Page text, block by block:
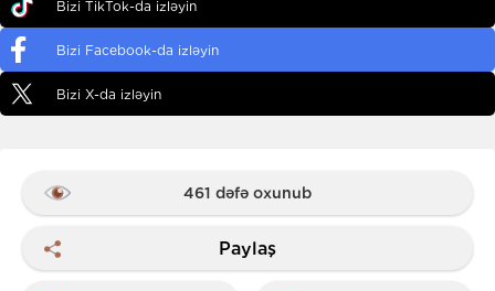
Bizi TikTok-da izləyin
Bizi Facebook-da izləyin
Bizi X-da izləyin
461 dəfə oxunub
Paylaş